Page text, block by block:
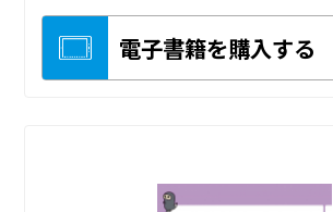
電子書籍を購入する